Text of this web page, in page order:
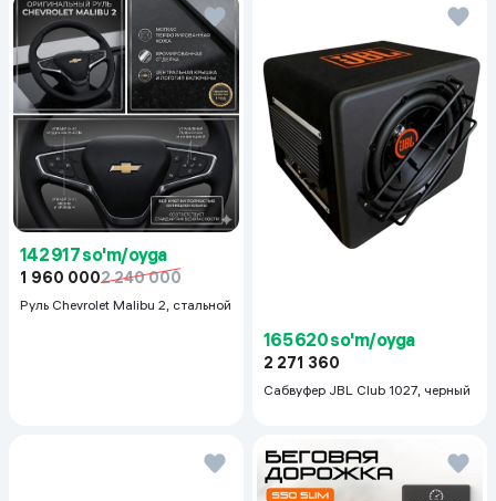
142 917 so'm/oyga
1 960 0002 240 000
Руль Chevrolet Malibu 2, cтальной
165 620 so'm/oyga
2 271 360
Сабвуфер JBL Club 1027, черный